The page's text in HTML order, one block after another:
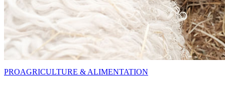
PROAGRICULTURE & ALIMENTATION